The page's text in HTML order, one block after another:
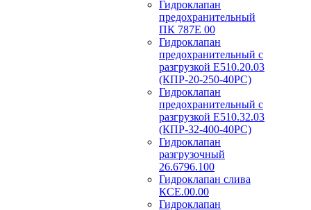
Гидроклапан
предохранительный
ПК 787Е 00
Гидроклапан
предохранительный с
разгрузкой Е510.20.03
(КПР-20-250-40РС)
Гидроклапан
предохранительный с
разгрузкой Е510.32.03
(КПР-32-400-40РС)
Гидроклапан
разгрузочный
26.6796.100
Гидроклапан слива
КСЕ.00.00
Гидроклапан